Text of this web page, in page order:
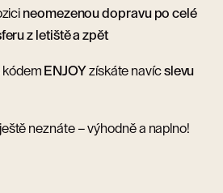
neomezenou dopravu po celé
z letiště a zpět
kódem ENJOYzískáte navícslevu
neznáte – výhodně a naplno!